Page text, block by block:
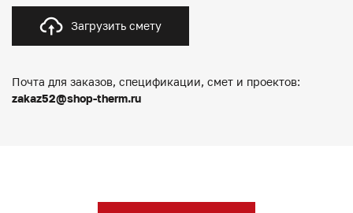
Загрузить смету
Почта для заказов, спецификации, смет и проектов:
zakaz52@shop-therm.ru